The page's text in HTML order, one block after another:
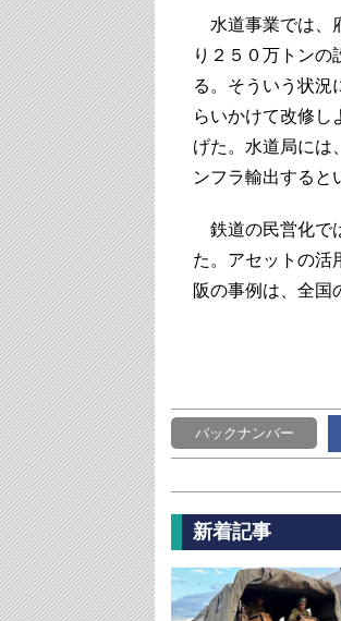
水道事業では、
り２５０万トンの
る。そういう状況
らいかけて改修し
げた。水道局には
ンフラ輸出すると
鉄道の民営化で
た。アセットの活
阪の事例は、全国
バックナンバー
新着記事